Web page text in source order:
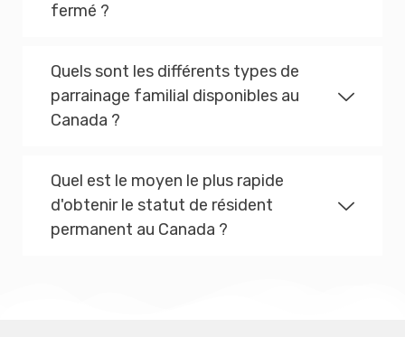
fermé ?
Quels sont les différents types de
parrainage familial disponibles au
Canada ?
Quel est le moyen le plus rapide
d'obtenir le statut de résident
permanent au Canada ?